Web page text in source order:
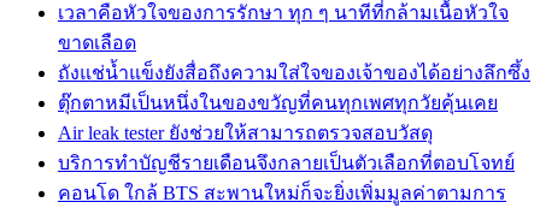
เวลาคือหัวใจของการรักษา ทุก ๆ นาทีที่กล้ามเนื้อหัวใจ
ขาดเลือด
ถังแช่น้ำแข็งยังสื่อถึงความใส่ใจของเจ้าของได้อย่างลึกซึ้ง
ตุ๊กตาหมีเป็นหนึ่งในของขวัญที่คนทุกเพศทุกวัยคุ้นเคย
Air leak tester ยังช่วยให้สามารถตรวจสอบวัสดุ
บริการทำบัญชีรายเดือนจึงกลายเป็นตัวเลือกที่ตอบโจทย์
คอนโด ใกล้ BTS สะพานใหม่ก็จะยิ่งเพิ่มมูลค่าตามการ